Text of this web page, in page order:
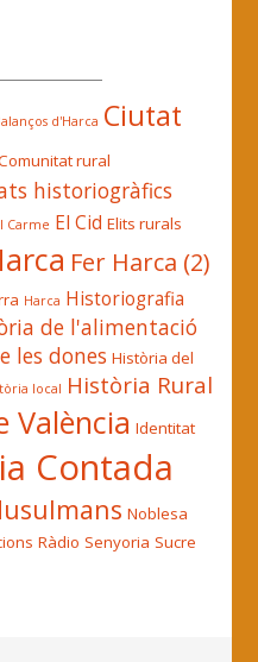
d'Harca Ciutat
rural
historiogràfics
Carme El Cid Elits rurals
Fer Harca (2)
Harca Historiografia
de l'alimentació
les dones Història del
local Història Rural
València Identitat
Contada
Noblesa
Ràdio Senyoria Sucre